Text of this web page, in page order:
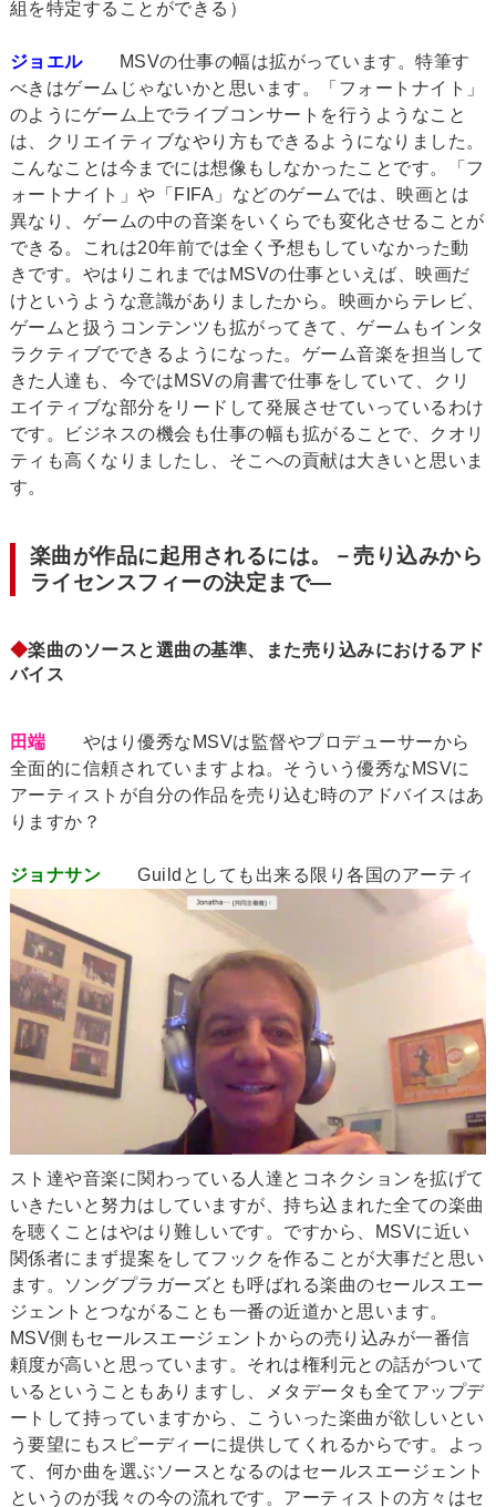
組を特定することができる）
ジョエルMSVの仕事の幅は拡がっています。特筆す
べきはゲームじゃないかと思います。「フォートナイト」
のようにゲーム上でライブコンサートを行うようなこと
は、クリエイティブなやり方もできるようになりました。
こんなことは今までには想像もしなかったことです。「フ
ォートナイト」や「FIFA」などのゲームでは、映画とは
異なり、ゲームの中の音楽をいくらでも変化させることが
できる。これは20年前では全く予想もしていなかった動
きです。やはりこれまではMSVの仕事といえば、映画だ
けというような意識がありましたから。映画からテレビ、
ゲームと扱うコンテンツも拡がってきて、ゲームもインタ
ラクティブでできるようになった。ゲーム音楽を担当して
きた人達も、今ではMSVの肩書で仕事をしていて、クリ
エイティブな部分をリードして発展させていっているわけ
です。ビジネスの機会も仕事の幅も拡がることで、クオリ
ティも高くなりましたし、そこへの貢献は大きいと思いま
す。
楽曲が作品に起用されるには。－売り込みから
ライセンスフィーの決定まで―
◆楽曲のソースと選曲の基準、また売り込みにおけるアド
バイス
田端 やはり優秀なMSVは監督やプロデューサーから
全面的に信頼されていますよね。そういう優秀なMSVに
アーティストが自分の作品を売り込む時のアドバイスはあ
りますか？
ジョナサン Guildとしても出来る限り各国のアーティ
スト達や音楽に関わっている人達とコネクションを拡げて
いきたいと努力はしていますが、持ち込まれた全ての楽曲
を聴くことはやはり難しいです。ですから、MSVに近い
関係者にまず提案をしてフックを作ることが大事だと思い
ます。ソングプラガーズとも呼ばれる楽曲のセールスエー
ジェントとつながることも一番の近道かと思います。
MSV側もセールスエージェントからの売り込みが一番信
頼度が高いと思っています。それは権利元との話がついて
いるということもありますし、メタデータも全てアップデ
ートして持っていますから、こういった楽曲が欲しいとい
う要望にもスピーディーに提供してくれるからです。よっ
て、何か曲を選ぶソースとなるのはセールスエージェント
というのが我々の今の流れです。アーティストの方々はセ